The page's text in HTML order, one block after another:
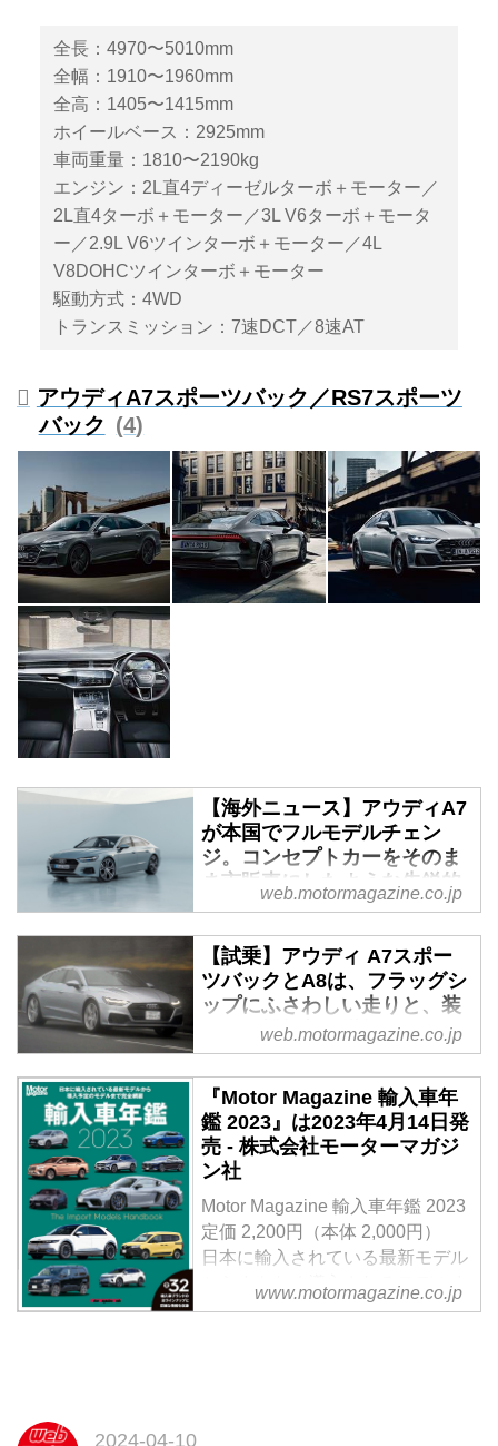
ジャパンのP. ノアック社長、左が
アウディAG エクステリアデザイ
ナーのA. ファヤ氏）
全長：4970〜5010mm
全幅：1910〜1960mm
全高：1405〜1415mm
ホイールベース：2925mm
車両重量：1810〜2190kg
エンジン：2L直4ディーゼルターボ＋モーター／
2L直4ターボ＋モーター／3L V6ターボ＋モータ
ー／2.9L V6ツインターボ＋モーター／4L
V8DOHCツインターボ＋モーター
駆動方式：4WD
トランスミッション：7速DCT／8速AT
アウディA7スポーツバック／RS7スポーツ
バック
4
【海外ニュース】アウディA7
が本国でフルモデルチェン
ジ。コンセプトカーをそのま
ま市販車にしたような先鋭的
デザイン - Webモーターマガ
ジン
ビッグサイズの4ドアクーペ、ア
ウディ A7 スポーツバックの新型
車がドイツ本国で発表された。ま
ずは3L V6ターボエンジンを搭載
販売を開始される。
web.motormagazine.co.jp
【試乗】アウディ A7スポー
ツバックとA8は、フラッグシ
ップにふさわしい走りと、装
備と、機能美を堪能できる。
- Webモーターマガジン
2018年9月に同時にフルモデルチ
ェンジされたアウディのフラッグ
シップ・クーペ＆サルーン、A7
スポーツバックとA8に試乗する
的だが、よりスタイリッシュな
A7スポーツバックを中心にレポ
ートしてみたい。
web.motormagazine.co.jp
『Motor Magazine 輸入車年
鑑 2023』は2023年4月14日発
売 - 株式会社モーターマガジ
ン社
Motor Magazine 輸入車年鑑 2023
定価 2,200円（本体 2,000円）
日本に輸入されている最新モデル
からまもなく導入されるモデルま
で、全32ブランドのラインナップ
www.motormagazine.co.jp
2024-04-10